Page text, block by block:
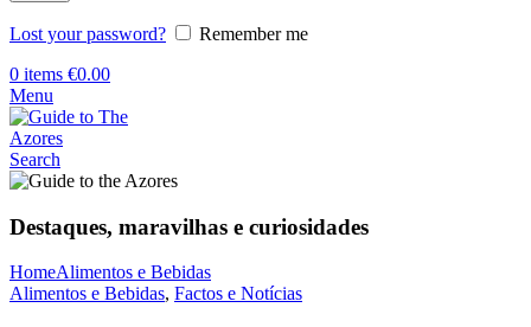
Lost your password?
Remember me
0 items €0.00
Menu
Search
Destaques, maravilhas e curiosidades
HomeAlimentos e Bebidas
Alimentos e Bebidas, Factos e Notícias